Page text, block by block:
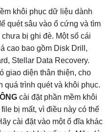
khôi phục dữ liệu dành
quét sâu vào ổ cứng và tìm
bị ghi đè. Một số cái
cao bao gồm Disk Drill,
Stellar Data Recovery.
giao diện thân thiện, cho
trình quét và khôi phục.
cài đặt phần mềm khôi
bị mất, vì điều này có thể
cài đặt vào một ổ đĩa khác